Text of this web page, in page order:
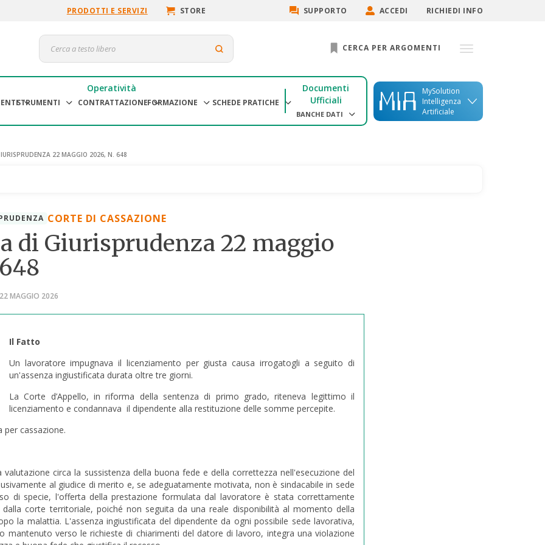
PRODOTTI E SERVIZI STORE SUPPORTO ACCEDI RICHIEDI INFO
CERCA PER ARGOMENTI
Operatività
STRUMENTI CONTRATTAZIONEFORMAZIONE SCHEDE PRATICHE
Documenti
Ufficiali
BANCHE DATI
MySolution
Intelligenza
Artificiale
22 MAGGIO 2026, N. 648
CORTE DI CASSAZIONE
di Giurisprudenza 22 maggio
MAGGIO 2026
Il Fatto
Un lavoratore impugnava il licenziamento per giusta causa irrogatogli a seguito di
un'assenza ingiustificata durata oltre tre giorni.
La Corte d’Appello, in riforma della sentenza di primo grado, riteneva legittimo il
licenziamento e condannava il dipendente alla restituzione delle somme percepite.
per cassazione.
circa la sussistenza della buona fede e della correttezza nell'esecuzione del
al giudice di merito e, se adeguatamente motivata, non è sindacabile in sede
di specie, l'offerta della prestazione formulata dal lavoratore è stata correttamente
corte territoriale, poiché non seguita da una reale disponibilità al momento della
la malattia. L'assenza ingiustificata del dipendente da ogni possibile sede lavorativa,
mantenuto verso le richieste di chiarimenti del datore di lavoro, integra una violazione